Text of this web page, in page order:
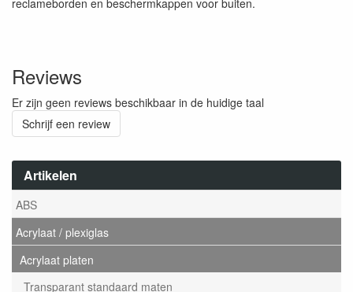
Artikelen
ABS
Acrylaat / plexiglas
Acrylaat platen
Transparant standaard maten
reclameborden en beschermkappen voor buiten.
Reviews
Er zijn geen reviews beschikbaar in de huidige taal
Schrijf een review